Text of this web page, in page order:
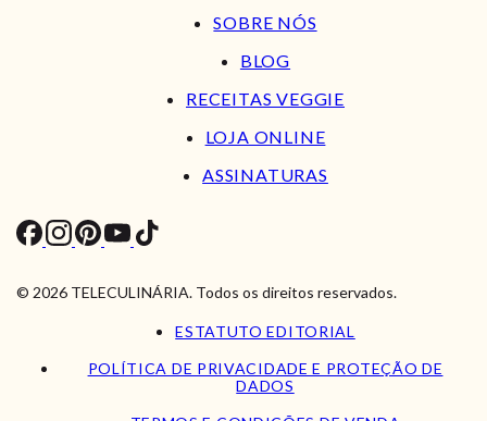
SOBRE NÓS
BLOG
RECEITAS VEGGIE
LOJA ONLINE
ASSINATURAS
© 2026 TELECULINÁRIA. Todos os direitos reservados.
ESTATUTO EDITORIAL
POLÍTICA DE PRIVACIDADE E PROTEÇÃO DE
DADOS